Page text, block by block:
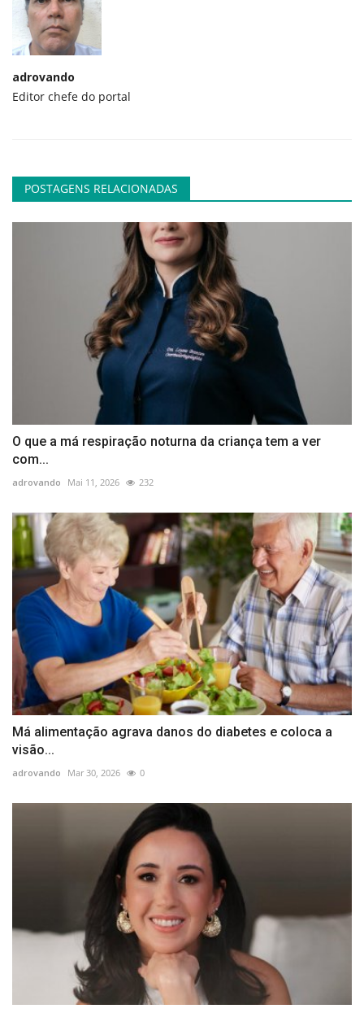
adrovando
Editor chefe do portal
POSTAGENS RELACIONADAS
O que a má respiração noturna da criança tem a ver
com...
adrovando Mai 11, 2026 232
Má alimentação agrava danos do diabetes e coloca a
visão...
adrovando Mar 30, 2026 0